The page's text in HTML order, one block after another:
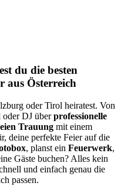
du die besten
aus Österreich
oder Tirol heiratest. Von
DJ überprofessionelle
Trauungmit einem
deine perfekte Feier auf die
, planst ein Feuerwerk,
Gäste buchen? Alles kein
und einfach genau die
passen.